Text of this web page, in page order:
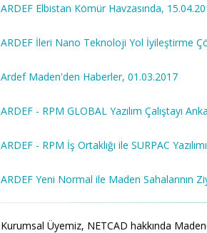
ARDEF Elbistan Kömür Havzasında,
ARDEF İleri Nano Teknoloji Yol İyileştirme
Ardef Maden'den Haberler, 01.03.2017
ARDEF - RPM GLOBAL Yazılım Çalıştayı
ARDEF - RPM İş Ortaklığı ile SURPAC
ARDEF Yeni Normal ile Maden Sahalarının
Kurumsal Üyemiz, NETCAD hakkında